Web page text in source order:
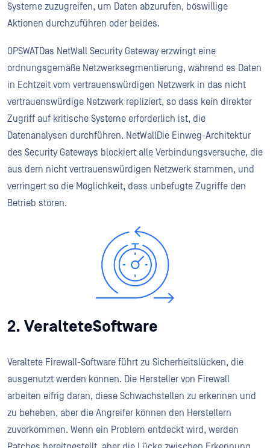
Systeme zuzugreifen, um Daten abzurufen, böswillige
Aktionen durchzuführen oder beides.
OPSWATDas NetWall Security Gateway erzwingt eine
ordnungsgemäße Netzwerksegmentierung, während es Daten
in Echtzeit vom vertrauenswürdigen Netzwerk in das nicht
vertrauenswürdige Netzwerk repliziert, so dass kein direkter
Zugriff auf kritische Systeme erforderlich ist, die
Datenanalysen durchführen. NetWallDie Einweg-Architektur
des Security Gateways blockiert alle Verbindungsversuche, die
aus dem nicht vertrauenswürdigen Netzwerk stammen, und
verringert so die Möglichkeit, dass unbefugte Zugriffe den
Betrieb stören.
2. VeralteteSoftware
Veraltete Firewall-Software führt zu Sicherheitslücken, die
ausgenutzt werden können. Die Hersteller von Firewall
arbeiten eifrig daran, diese Schwachstellen zu erkennen und
zu beheben, aber die Angreifer können den Herstellern
zuvorkommen. Wenn ein Problem entdeckt wird, werden